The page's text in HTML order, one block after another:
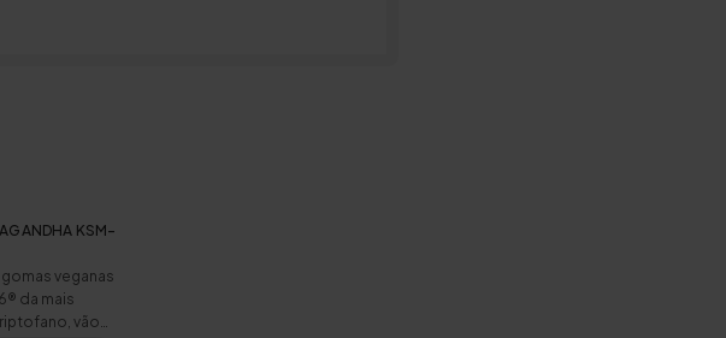
KSM-
veganas
da mais
vão